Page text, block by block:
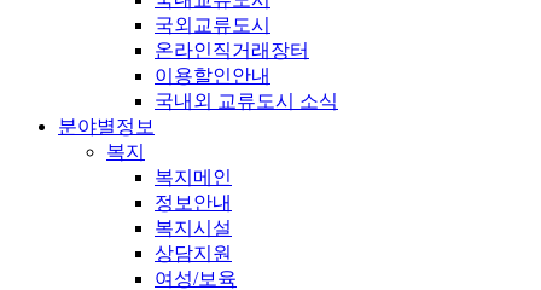
국외교류도시
온라인직거래장터
이용할인안내
국내외 교류도시 소식
분야별정보
복지
복지메인
정보안내
복지시설
상담지원
여성/보육